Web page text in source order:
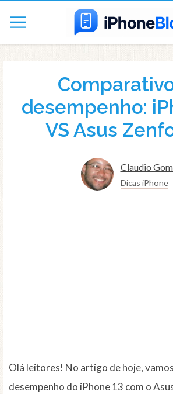
desempenho:
VS Asus
Claudio
Dicas iPhone
Olá leitores! No artigo de hoje,
desempenho do iPhone 13 com o